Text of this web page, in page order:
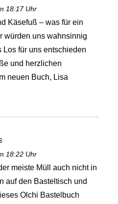
18:17 Uhr
Käsefuß – was für ein
würden uns wahnsinnig
Los für uns entschieden
und herzlichen
neuen Buch, Lisa
18:22 Uhr
meiste Müll auch nicht in
auf den Basteltisch und
Olchi Bastelbuch